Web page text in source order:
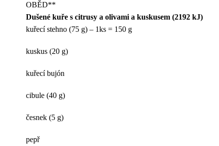
OBĚD**
Dušené kuře s citrusy a olivami a kuskusem (2192 kJ)
kuřecí stehno (75 g) – 1ks = 150 g
kuskus (20 g)
kuřecí bujón
cibule (40 g)
česnek (5 g)
pepř